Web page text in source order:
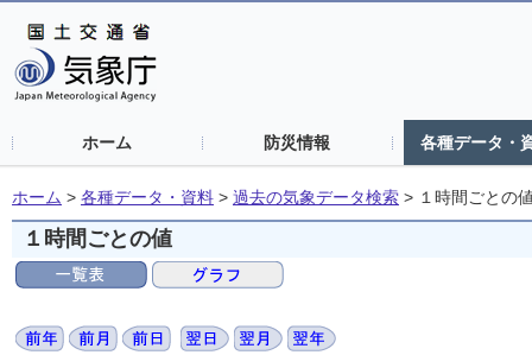
ホーム 防災情報 各種データ・
ホーム > 各種データ・資料 > 過去の気象データ検索 > １時間ごとの
１時間ごとの値